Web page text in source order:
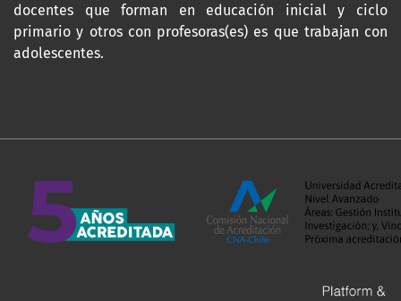
docentes que forman en educación inicial y ciclo
primario y otros con profesoras(es) es que trabajan con
adolescentes.